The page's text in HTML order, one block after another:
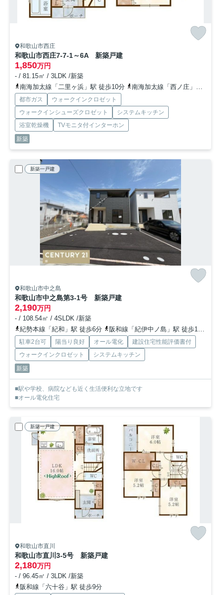
和歌山市西庄
和歌山市西庄7-7-1～6A 新築戸建
1,850万円
- / 81.15㎡ / 3LDK /新築
南海加太線「二里ヶ浜」駅 徒歩10分
南海加太線「西ノ庄」駅 徒歩14分
都市ガス
ウォークインクロゼット
ウォークインシューズクロゼット
システムキッチン
浴室乾燥機
TVモニタ付インターホン
新築
新築一戸建
和歌山市中之島
和歌山市中之島第3-1号 新築戸建
2,190万円
- / 108.54㎡ / 4SLDK /新築
紀勢本線「紀和」駅 徒歩6分
阪和線「紀伊中ノ島」駅 徒歩13分
駐車2台可 陽当り良好 オール電化
建設住宅性能評価書付
ウォークインクロゼット
システムキッチン
新築
■駅や学校、病院なども近く生活便利な立地です
■オール電化住宅
新築一戸建
和歌山市直川
和歌山市直川3-5号 新築戸建
2,180万円
- / 96.45㎡ / 3LDK /新築
阪和線「六十谷」駅 徒歩9分